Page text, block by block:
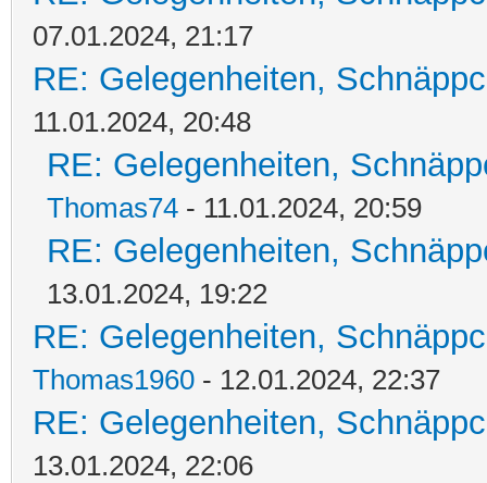
07.01.2024, 21:17
RE: Gelegenheiten,
11.01.2024, 20:48
RE: Gelegenheiten,
Thomas74 - 11.01.2024, 20:59
RE: Gelegenheiten,
13.01.2024, 19:22
RE: Gelegenheiten,
Thomas1960 - 12.01.2024, 22:37
RE: Gelegenheiten,
13.01.2024, 22:06